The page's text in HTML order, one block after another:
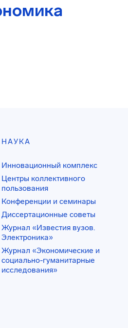
НАУКА
Инновационный комплекс
Центры коллективного
пользования
Конференции и семинары
Диссертационные советы
Журнал «Известия вузов.
Электроника»
Журнал «Экономические и
социально-гуманитарные
исследования»